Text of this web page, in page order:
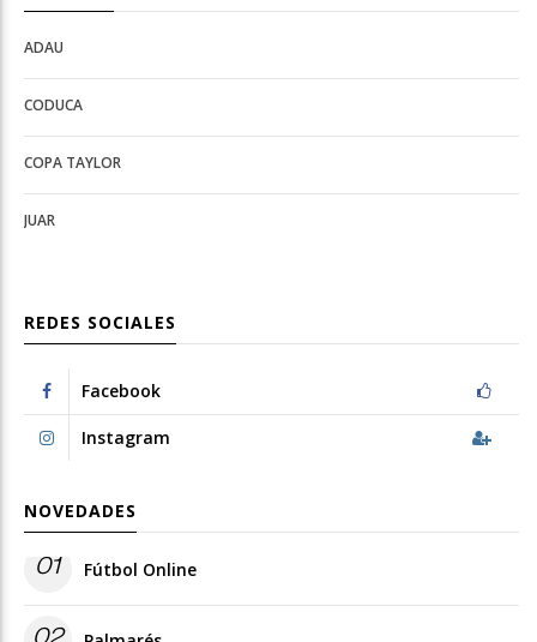
Open
Deportes
configuration
options
Open
configuration
options
ADAU
CODUCA
COPA TAYLOR
JUAR
REDES SOCIALES
Facebook
Instagram
NOVEDADES
01 Fútbol Online